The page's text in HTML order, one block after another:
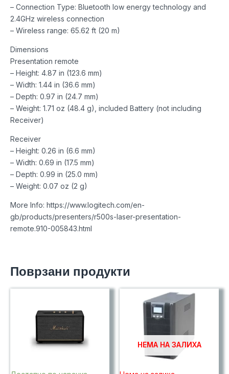
– Connection Type: Bluetooth low energy technology and
2.4GHz wireless connection
– Wireless range: 65.62 ft (20 m)
Dimensions
Presentation remote
– Height: 4.87 in (123.6 mm)
– Width: 1.44 in (36.6 mm)
– Depth: 0.97 in (24.7 mm)
– Weight: 1.71 oz (48.4 g), included Battery (not including
Receiver)
Receiver
– Height: 0.26 in (6.6 mm)
– Width: 0.69 in (17.5 mm)
– Depth: 0.99 in (25.0 mm)
– Weight: 0.07 oz (2 g)
More Info: https://www.logitech.com/en-
gb/products/presenters/r500s-laser-presentation-
remote.910-005843.html
Поврзани продукти
НЕМА НА ЗАЛИХА